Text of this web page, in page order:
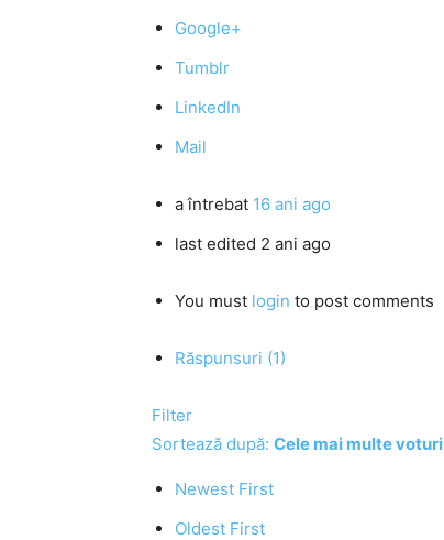
Google+
Tumblr
LinkedIn
Mail
a întrebat 16 ani ago
last edited 2 ani ago
You must login to post comments
Răspunsuri (1)
Filter
Sortează după: Cele mai multe voturi
Newest First
Oldest First